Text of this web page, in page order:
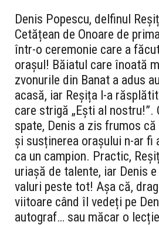
Denis Popescu, delfinul
Cetățean de Onoare de
într-o ceremonie care a
orașul! Băiatul care înoată
zvonurile din Banat a adus
acasă, iar Reșița l-a
care strigă „Ești al nostru!”.
spate, Denis a zis frumos
și susținerea orașului n-ar fi
ca un campion. Practic,
uriașă de talente, iar Denis
valuri peste tot! Așa că,
viitoare când îl vedeți pe
autograf… sau măcar o